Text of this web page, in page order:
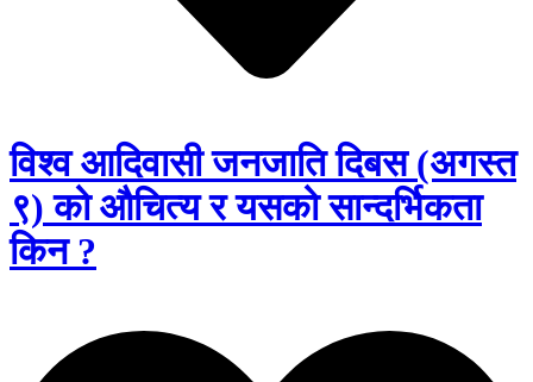
विश्व आदिवासी जनजाति दिबस (अगस्त
९) को औचित्य र यसको सान्दर्भिकता
किन ?